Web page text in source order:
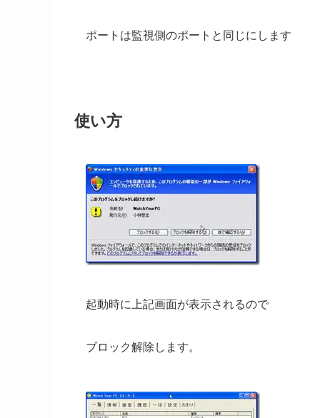
ポートは監視側のポートと同じにします
使い方
起動時に上記画面が表示されるので
ブロック解除します。